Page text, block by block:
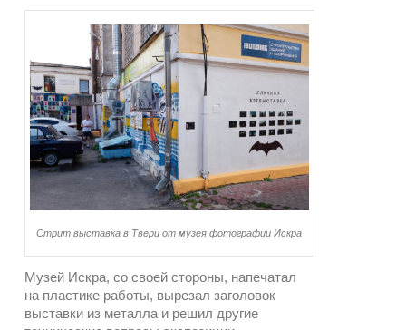
Стрит выставка в Твери от музея фотографии Искра
Музей Искра, со своей стороны, напечатал
на пластике работы, вырезал заголовок
выставки из металла и решил другие